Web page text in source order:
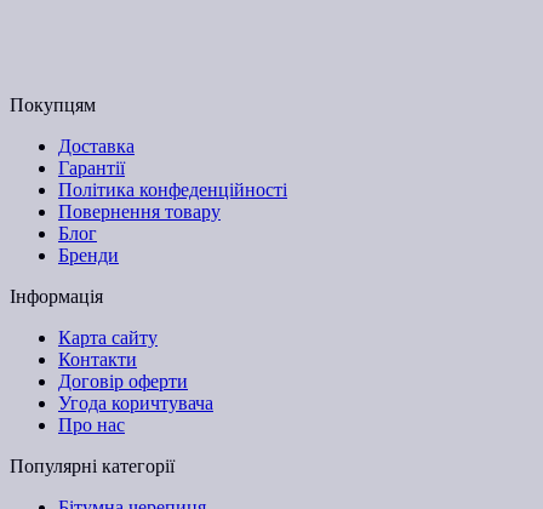
Покупцям
Доставка
Гарантії
Політика конфеденційності
Повернення товару
Блог
Бренди
Інформація
Карта сайту
Контакти
Договір оферти
Угода коричтувача
Про нас
Популярні категорії